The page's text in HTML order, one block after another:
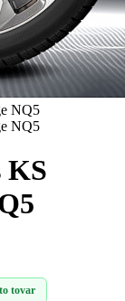
KS
tovar